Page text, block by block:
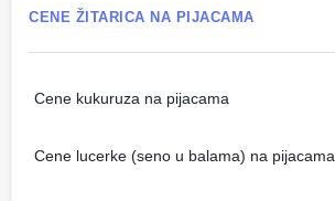
CENE ŽITARICA NA PIJACAMA
Cene kukuruza na pijacama
Cene lucerke (seno u balama) na pijacama